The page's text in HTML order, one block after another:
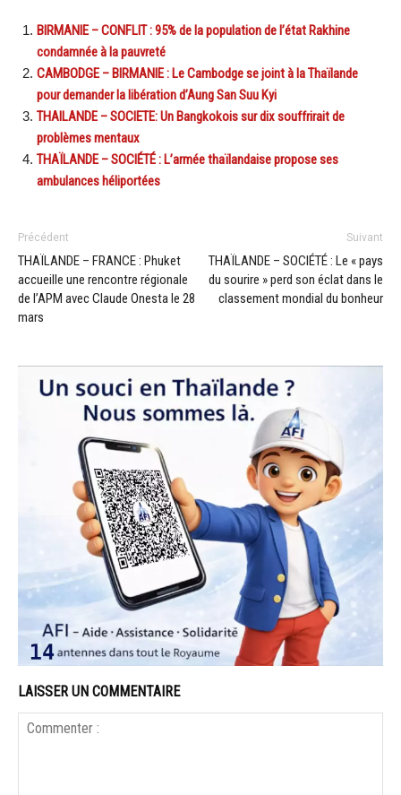
BIRMANIE – CONFLIT : 95% de la population de l’état Rakhine
condamnée à la pauvreté
CAMBODGE – BIRMANIE : Le Cambodge se joint à la Thaïlande
pour demander la libération d’Aung San Suu Kyi
THAILANDE – SOCIETE: Un Bangkokois sur dix souffrirait de
problèmes mentaux
THAÏLANDE – SOCIÉTÉ : L’armée thaïlandaise propose ses
ambulances héliportées
Précédent
THAÏLANDE – FRANCE : Phuket
accueille une rencontre régionale
de l’APM avec Claude Onesta le 28
mars
Suivant
THAÏLANDE – SOCIÉTÉ : Le « pays
du sourire » perd son éclat dans le
classement mondial du bonheur
LAISSER UN COMMENTAIRE